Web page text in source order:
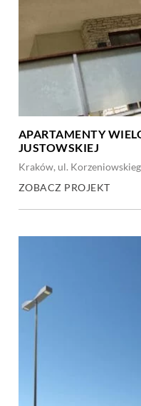
APARTAMENTY
JUSTOWSKIEJ
Kraków, ul.
ZOBACZ PROJEKT